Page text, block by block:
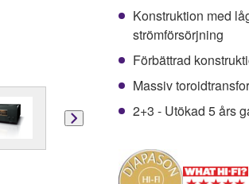
Konstruktion med
strömförsörjning
Förbättrad
Massiv
2+3 - Utökad 5 års